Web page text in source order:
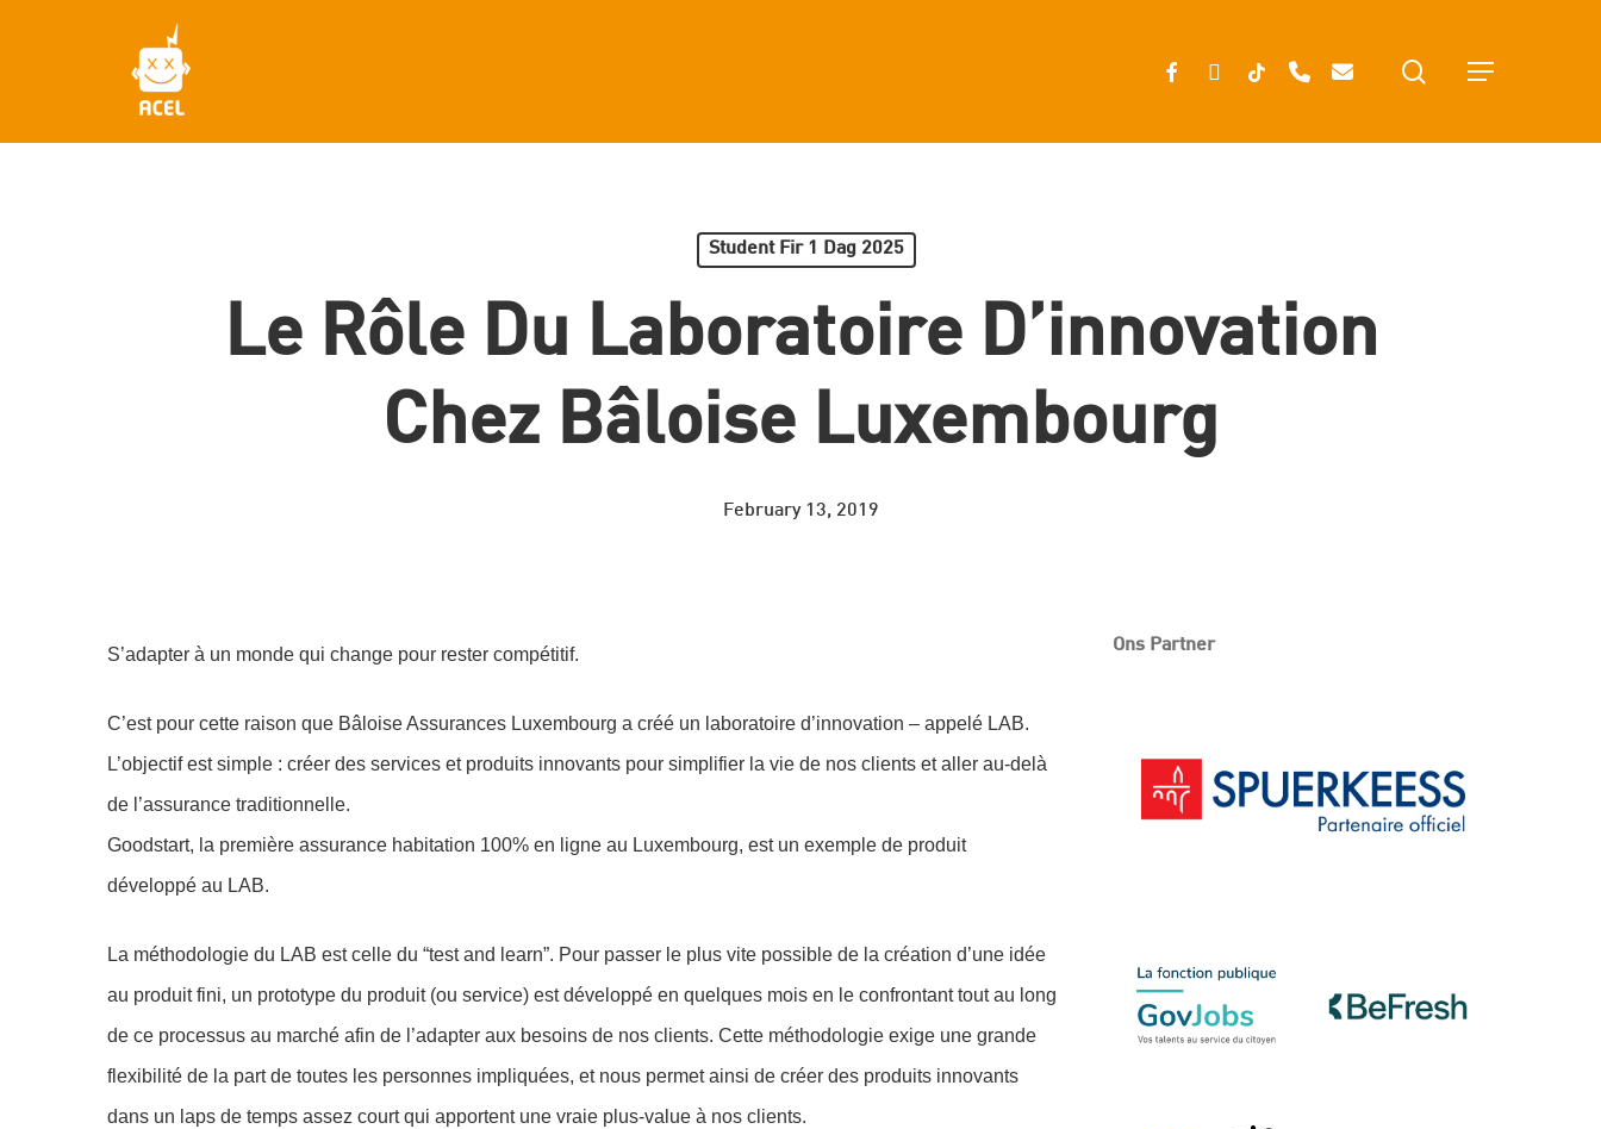
Menu
search
FACEBOOK
INSTAGRAM
TIKTOKPHONEEMAIL
Student Fir 1 Dag 2025
Le Rôle Du Laboratoire D’innovation
Chez Bâloise Luxembourg
February 13, 2019
S’adapter à un monde qui change pour rester compétitif.
C’est pour cette raison que Bâloise Assurances Luxembourg a créé un laboratoire d’innovation – appelé LAB.
L’objectif est simple : créer des services et produits innovants pour simplifier la vie de nos clients et aller au-delà
de l’assurance traditionnelle.
Goodstart, la première assurance habitation 100% en ligne au Luxembourg, est un exemple de produit
développé au LAB.
La méthodologie du LAB est celle du “test and learn”. Pour passer le plus vite possible de la création d’une idée
au produit fini, un prototype du produit (ou service) est développé en quelques mois en le confrontant tout au long
de ce processus au marché afin de l’adapter aux besoins de nos clients. Cette méthodologie exige une grande
flexibilité de la part de toutes les personnes impliquées, et nous permet ainsi de créer des produits innovants
dans un laps de temps assez court qui apportent une vraie plus-value à nos clients.
Ons Partner